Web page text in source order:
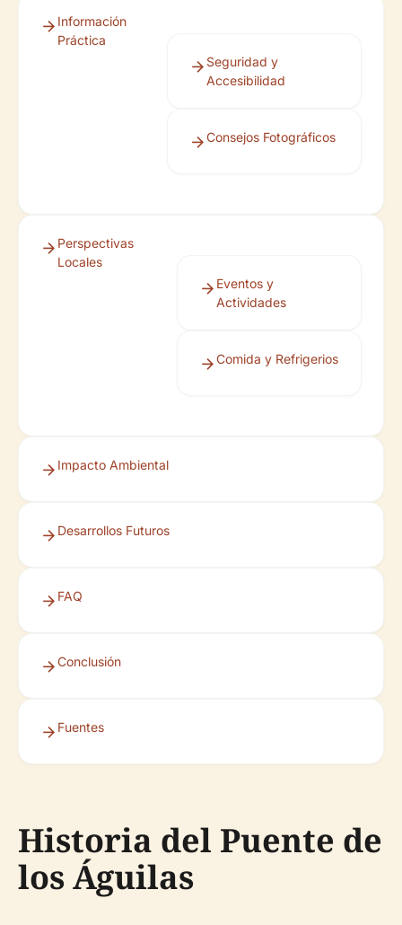
Información
Práctica
Seguridad y
Accesibilidad
Consejos Fotográficos
Perspectivas
Locales
Eventos y
Actividades
Comida y Refrigerios
Impacto Ambiental
Desarrollos Futuros
FAQ
Conclusión
Fuentes
Historia del Puente de
los Águilas